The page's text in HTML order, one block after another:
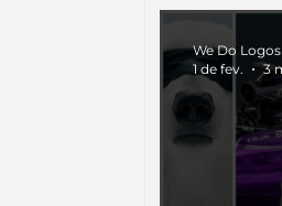
We Do Logos
1 de fev.
3